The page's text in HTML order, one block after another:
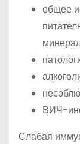
общее
ВИЧ-
Слабая